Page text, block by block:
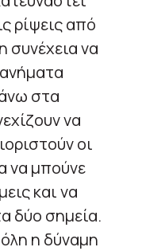
ρίψεις από
συνέχεια να
στα
να
οι
να μπούνε
και να
δύο σημεία.
η δύναμη